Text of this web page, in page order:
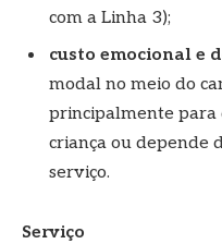
com a Linha 3);
custo emocional e
modal no meio do
principalmente para
criança ou depende
serviço.
Serviço